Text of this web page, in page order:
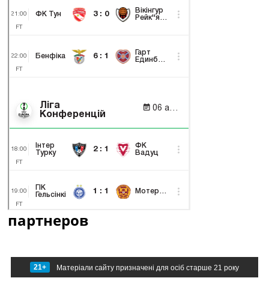
партнеров
21+ Матеріали сайту призначені для осіб старше 21 року